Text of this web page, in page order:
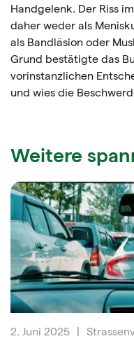
Handgelenk. Der Riss
daher weder als
als Bandläsion oder
Grund bestätigte das
vorinstanzlichen
und wies die
Weitere
2. Juni 2025